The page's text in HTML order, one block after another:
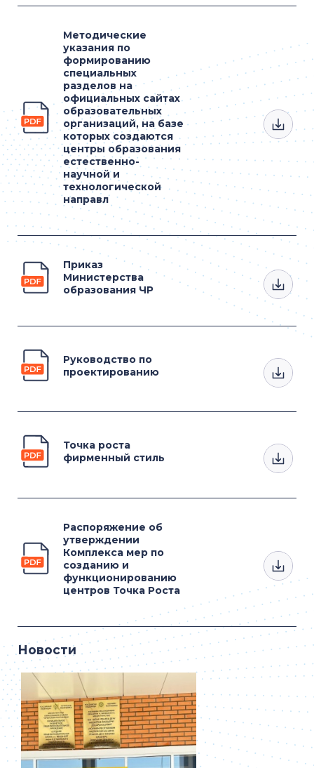
Методические
указания по
формированию
специальных
разделов на
официальных сайтах
образовательных
организаций, на базе
которых создаются
центры образования
естественно-
научной и
технологической
направл
Приказ
Министерства
образования ЧР
Руководство по
проектированию
Точка роста
фирменный стиль
Распоряжение об
утверждении
Комплекса мер по
созданию и
функционированию
центров Точка Роста
Новости